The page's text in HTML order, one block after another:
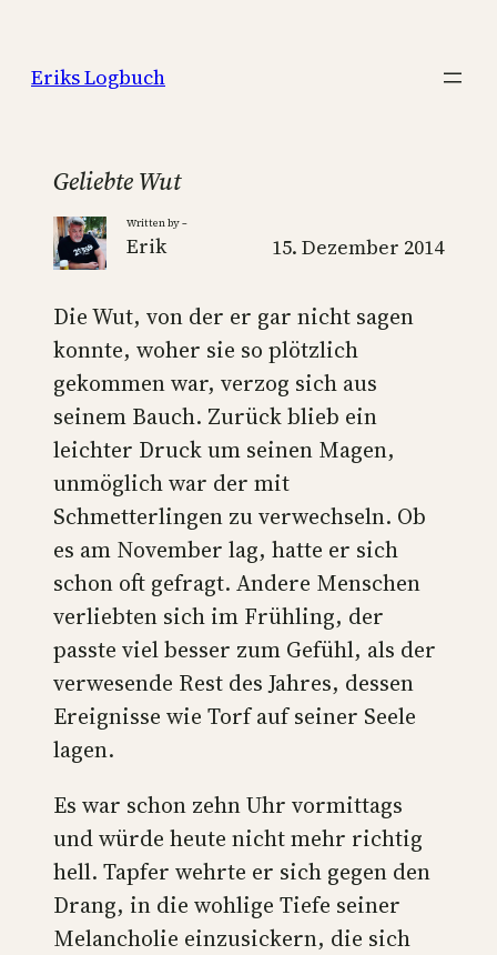
springen
Eriks Logbuch
Geliebte Wut
Written by –
Erik 15. Dezember 2014
Die Wut, von der er gar nicht sagen
konnte, woher sie so plötzlich
gekommen war, verzog sich aus
seinem Bauch. Zurück blieb ein
leichter Druck um seinen Magen,
unmöglich war der mit
Schmetterlingen zu verwechseln. Ob
es am November lag, hatte er sich
schon oft gefragt. Andere Menschen
verliebten sich im Frühling, der
passte viel besser zum Gefühl, als der
verwesende Rest des Jahres, dessen
Ereignisse wie Torf auf seiner Seele
lagen.
Es war schon zehn Uhr vormittags
und würde heute nicht mehr richtig
hell. Tapfer wehrte er sich gegen den
Drang, in die wohlige Tiefe seiner
Melancholie einzusickern, die sich